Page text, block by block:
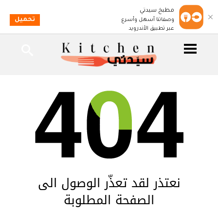
نعتذر لقد تعذّر الوصول الى
الصفحة المطلوبة
مطبخ سيدتي
وصفاتنا أسهل وأسرع
عبر تطبيق الأندرويد
تحميل